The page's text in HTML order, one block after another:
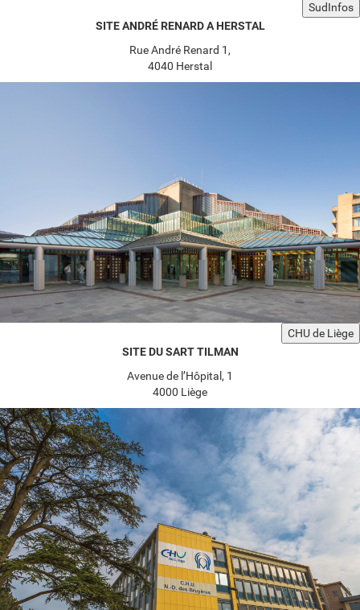
SudInfos
SITE ANDRÉ RENARD A HERSTAL
Rue André Renard 1,
4040 Herstal
CHU de Liège
SITE DU SART TILMAN
Avenue de l’Hôpital, 1
4000 Liège